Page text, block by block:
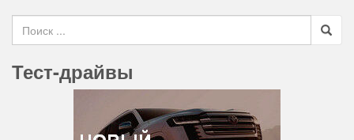
Search for
Тест-драйвы